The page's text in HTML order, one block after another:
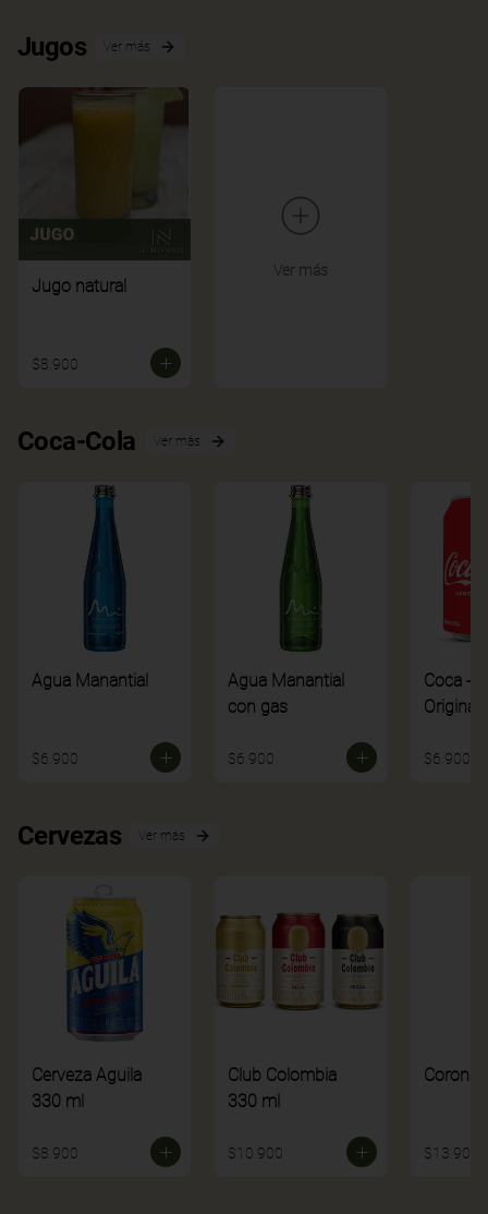
Jugos Ver más
Jugo natural
$8.900
Ver más
Coca-Cola Ver más
Agua Manantial
$6.900
Agua Manantial
con gas
$6.900
Coca -
Original
$6.900
Cervezas Ver más
Cerveza Aguila
330 ml
$8.900
Club Colombia
330 ml
$10.900
Corona
$13.900